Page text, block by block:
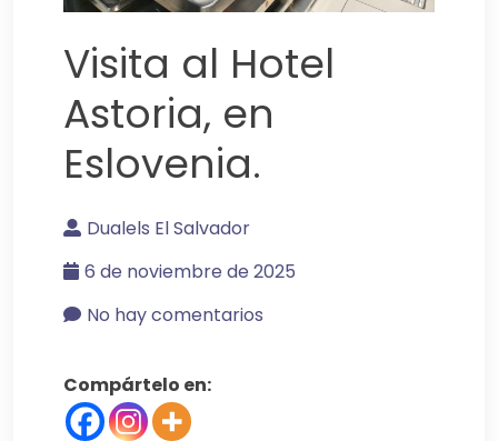
Visita al Hotel
Astoria, en
Eslovenia.
Dualels El Salvador
6 de noviembre de 2025
No hay comentarios
Compártelo en: